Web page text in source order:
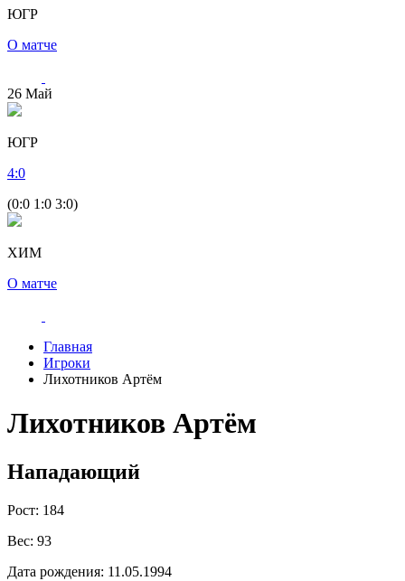
ЮГР
О матче
26 Май
ЮГР
4:0
(0:0 1:0 3:0)
ХИМ
О матче
Главная
Игроки
Лихотников Артём
Лихотников Артём
Нападающий
Рост: 184
Вес: 93
Дата рождения: 11.05.1994